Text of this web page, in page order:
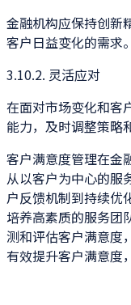
金融机构应保持创新
客户日益变化的需求。
3.10.2. 灵活应对
在面对市场变化和客
能力，及时调整策略
客户满意度管理在金
从以客户为中心的服
户反馈机制到持续优
培养高素质的服务团
测和评估客户满意度
有效提升客户满意度